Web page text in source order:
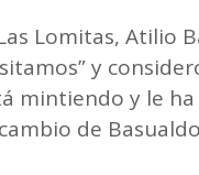
Lomitas, Atilio
y
mintiendo y le
de